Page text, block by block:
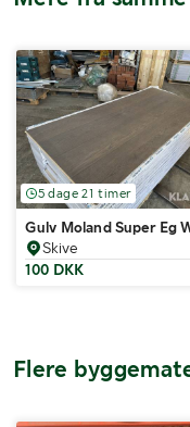
5 dage 21 timer
Gulv Moland Super Eg
Skive
100 DKK
Flere